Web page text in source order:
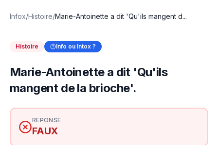
Infox/Histoire/Marie-Antoinette a dit 'Qu'ils mangent d...
Histoire Info ou Intox ?
Marie-Antoinette a dit 'Qu'ils
mangent de la brioche'.
REPONSE
FAUX